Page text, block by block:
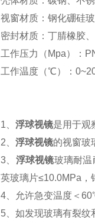
视窗材质：钢化硼硅
密封材质：丁腈橡胶
工作压力（Mpa）：
工作温度（℃）：
1、 浮球视镜是用于观
2、 浮球视镜的视窗玻
3、 浮球视镜玻璃耐
英玻璃片≤10.0MPa
4、允许急变温度＜
5、如发现玻璃有裂纹